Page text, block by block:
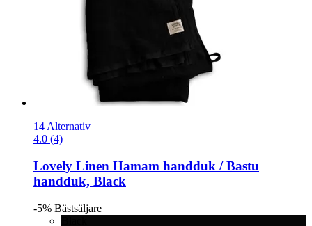
14 Alternativ
4.0 (4)
Lovely Linen Hamam handduk / Bastu
handduk, Black
-5% Bästsäljare